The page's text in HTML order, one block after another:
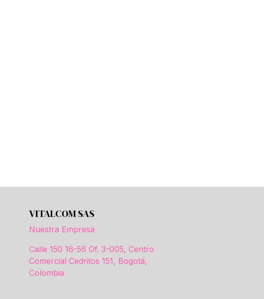
VITALCOM SAS
Nuestra Empresa
Calle 150 16-56 Of. 3-005, Centro
Comercial Cedritos 151, Bogotá,
Colombia